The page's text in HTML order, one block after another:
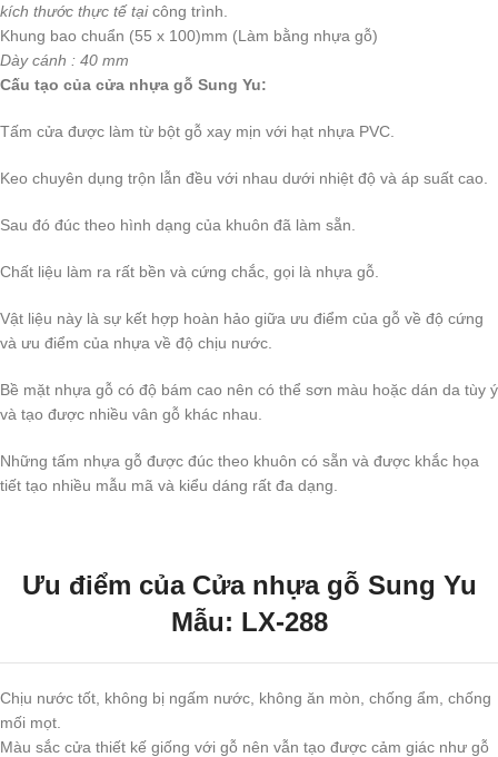
kích thước thực tế tạicông trình.
Khung bao chuẩn (55 x 100)mm (Làm bằng nhựa gỗ)
Dày cánh : 40 mm
Cấu tạo của cửa nhựa gỗ Sung Yu:
Tấm cửa được làm từ bột gỗ xay mịn với hạt nhựa PVC.
Keo chuyên dụng trộn lẫn đều với nhau dưới nhiệt độ và áp suất cao.
Sau đó đúc theo hình dạng của khuôn đã làm sẵn.
Chất liệu làm ra rất bền và cứng chắc, gọi là nhựa gỗ.
Vật liệu này là sự kết hợp hoàn hảo giữa ưu điểm của gỗ về độ cứng
và ưu điểm của nhựa về độ chịu nước.
Bề mặt nhựa gỗ có độ bám cao nên có thể sơn màu hoặc dán da tùy ý
và tạo được nhiều vân gỗ khác nhau.
Những tấm nhựa gỗ được đúc theo khuôn có sẵn và được khắc họa
tiết tạo nhiều mẫu mã và kiểu dáng rất đa dạng.
Ưu điểm của Cửa nhựa gỗ Sung Yu
Mẫu: LX-288
Chịu nước tốt, không bị ngấm nước, không ăn mòn, chống ẩm, chống
mối mọt.
Màu sắc cửa thiết kế giống với gỗ nên vẫn tạo được cảm giác như gỗ